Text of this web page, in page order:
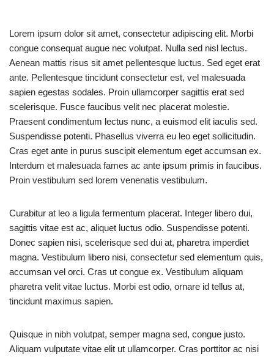
Lorem ipsum dolor sit amet, consectetur adipiscing elit. Morbi
congue consequat augue nec volutpat. Nulla sed nisl lectus.
Aenean mattis risus sit amet pellentesque luctus. Sed eget erat
ante. Pellentesque tincidunt consectetur est, vel malesuada
sapien egestas sodales. Proin ullamcorper sagittis erat sed
scelerisque. Fusce faucibus velit nec placerat molestie.
Praesent condimentum lectus nunc, a euismod elit iaculis sed.
Suspendisse potenti. Phasellus viverra eu leo eget sollicitudin.
Cras eget ante in purus suscipit elementum eget accumsan ex.
Interdum et malesuada fames ac ante ipsum primis in faucibus.
Proin vestibulum sed lorem venenatis vestibulum.
Curabitur at leo a ligula fermentum placerat. Integer libero dui,
sagittis vitae est ac, aliquet luctus odio. Suspendisse potenti.
Donec sapien nisi, scelerisque sed dui at, pharetra imperdiet
magna. Vestibulum libero nisi, consectetur sed elementum quis,
accumsan vel orci. Cras ut congue ex. Vestibulum aliquam
pharetra velit vitae luctus. Morbi est odio, ornare id tellus at,
tincidunt maximus sapien.
Quisque in nibh volutpat, semper magna sed, congue justo.
Aliquam vulputate vitae elit ut ullamcorper. Cras porttitor ac nisi